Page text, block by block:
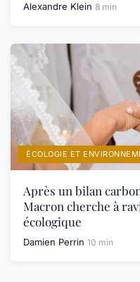
Alexandre Klein 8 min
ÉCOLOGIE ET
Après un bilan
Macron cherche à
écologique
Damien Perrin 10 min